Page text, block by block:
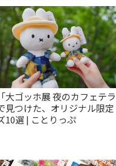
大ゴッホ展 夜のカフェテラ
見つけた、オリジナル限定
10選 | ことりっぷ